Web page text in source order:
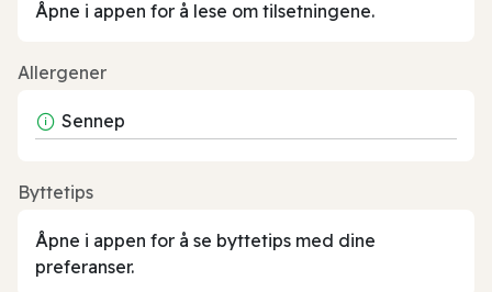
Åpne i appen for å lese om tilsetningene.
Allergener
Sennep
Byttetips
Åpne i appen for å se byttetips med dine
preferanser.